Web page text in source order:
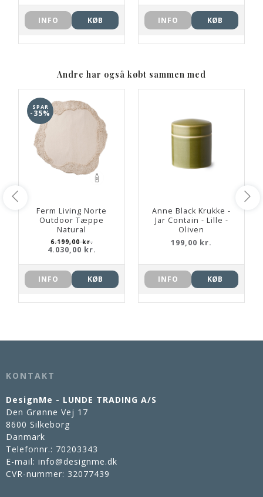
INFO KØB INFO KØB
Andre har også købt sammen med
SPAR
-35%
Ferm Living Norte
Outdoor Tæppe
Natural
6.199,00 kr.
4.030,00 kr.
INFO KØB
Anne Black Krukke -
Jar Contain - Lille -
Oliven
199,00 kr.
INFO KØB
KONTAKT
DesignMe - LUNDE TRADING A/S
Den Grønne Vej 17
8600 Silkeborg
Danmark
Telefonnr.: 70203343
E-mail: info@designme.dk
CVR-nummer: 32077439